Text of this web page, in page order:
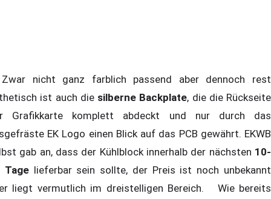
nicht ganz farblich passend aber dennoch rest
ist auch die silberne Backplate, die die Rückseite
Grafikkarte komplett abdeckt und nur durch das
EK Logo einen Blick auf das PCB gewährt. EKWB
gab an, dass der Kühlblock innerhalb der nächsten 10-
Tagelieferbar sein sollte, der Preis ist noch unbekannt
liegt vermutlich im dreistelligen Bereich. Wie bereits